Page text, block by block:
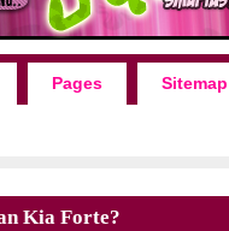
Pages Sitemap
Kia Forte?